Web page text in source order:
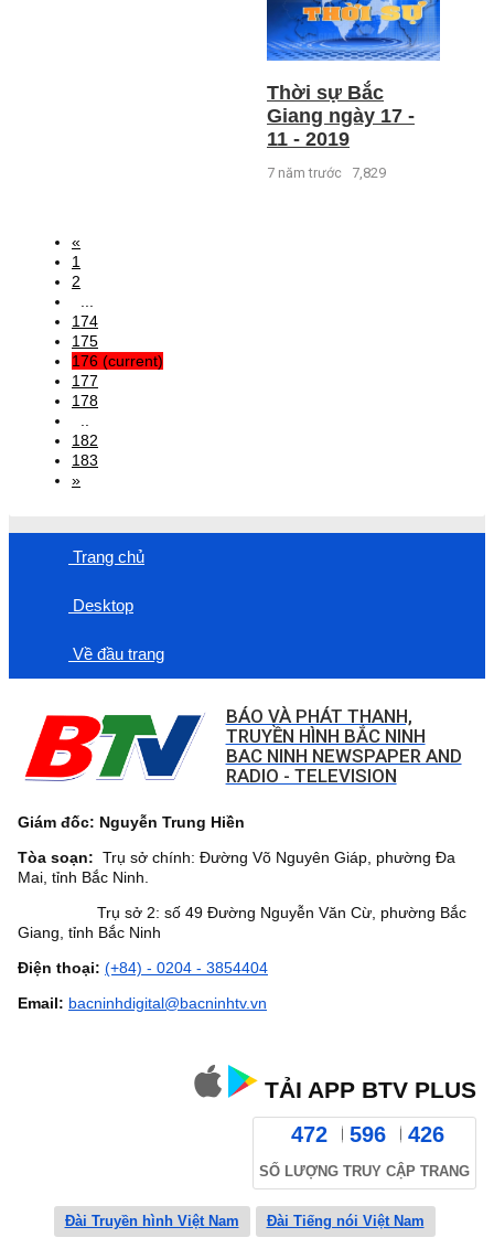
Thời sự Bắc
Giang ngày 17 -
11 - 2019
7 năm trước 7,829
«
1
2
174
175
176 (current)
177
178
182
183
»
Trang chủ
Desktop
Về đầu trang
BÁO VÀ PHÁT THANH,
TRUYỀN HÌNH BẮC NINH
BAC NINH NEWSPAPER AND
RADIO - TELEVISION
Giám đốc: Nguyễn Trung Hiền
Tòa soạn: Trụ sở chính: Đường Võ Nguyên Giáp, phường Đa
Mai, tỉnh Bắc Ninh.
Trụ sở 2: số 49 Đường Nguyễn Văn Cừ, phường Bắc
Giang, tỉnh Bắc Ninh
Điện thoại: (+84) - 0204 - 3854404
Email: bacninhdigital@bacninhtv.vn
TẢI APP BTV PLUS
472 596 426
SỐ LƯỢNG TRUY CẬP TRANG
Đài Truyền hình Việt Nam Đài Tiếng nói Việt Nam